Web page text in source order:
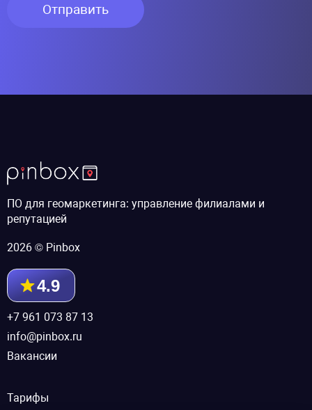
Отправить
ПО для геомаркетинга: управление филиалами и
репутацией
2026 © Pinbox
4.9
+7 961 073 87 13
info@pinbox.ru
Вакансии
Тарифы